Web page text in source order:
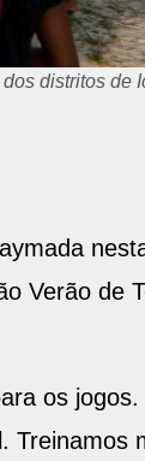
distritos de
Verão de
os